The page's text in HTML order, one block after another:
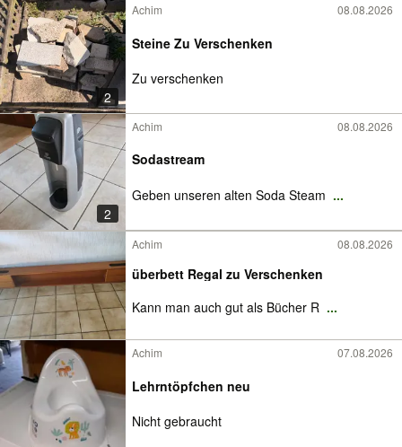
2
Achim 08.08.2026
Steine Zu Verschenken
Zu verschenken
2
Achim 08.08.2026
Sodastream
Geben unseren alten Soda Steam ...
Achim 08.08.2026
überbett Regal zu Verschenken
Kann man auch gut als Bücher R ...
Achim 07.08.2026
Lehrntöpfchen neu
Nicht gebraucht